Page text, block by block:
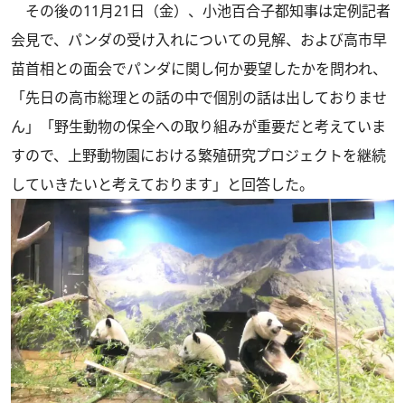
その後の11月21日（金）、小池百合子都知事は定例記者
会見で、パンダの受け入れについての見解、および高市早
苗首相との面会でパンダに関し何か要望したかを問われ、
「先日の高市総理との話の中で個別の話は出しておりませ
ん」「野生動物の保全への取り組みが重要だと考えていま
すので、上野動物園における繁殖研究プロジェクトを継続
していきたいと考えております」と回答した。